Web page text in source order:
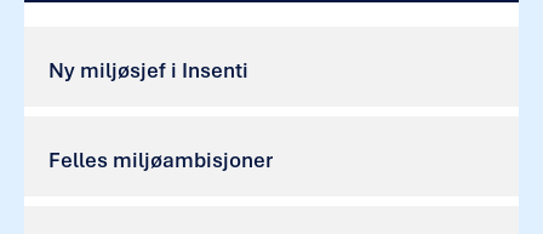
Ny miljøsjef i Insenti
Felles miljøambisjoner